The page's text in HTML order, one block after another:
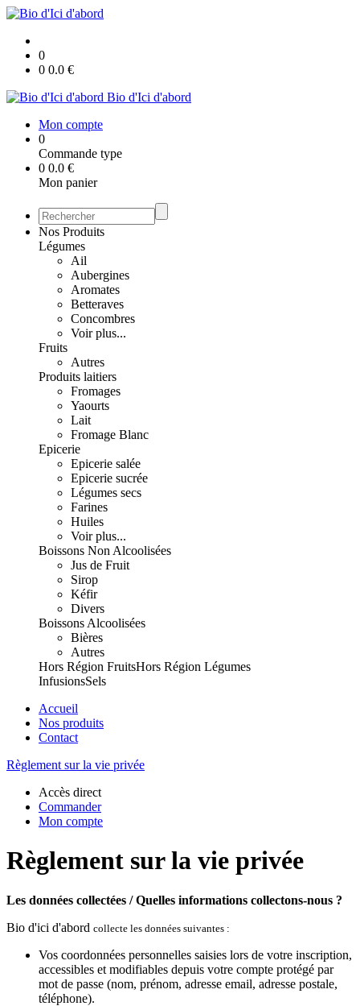
0
0 0.0 €
Bio d'Ici d'abord
Mon compte
0
Commande type
0 0.0 €
Mon panier
Nos Produits
Légumes
Ail
Aubergines
Aromates
Betteraves
Concombres
Voir plus...
Fruits
Autres
Produits laitiers
Fromages
Yaourts
Lait
Fromage Blanc
Epicerie
Epicerie salée
Epicerie sucrée
Légumes secs
Farines
Huiles
Voir plus...
Boissons Non Alcoolisées
Jus de Fruit
Sirop
Kéfir
Divers
Boissons Alcoolisées
Bières
Autres
Hors Région FruitsHors Région Légumes
InfusionsSels
Accueil
Nos produits
Contact
Règlement sur la vie privée
Accès direct
Commander
Mon compte
Règlement sur la vie privée
Les données collectées / Quelles informations collectons-nous ?
Bio d'ici d'abord collecte les données suivantes :
Vos coordonnées personnelles saisies lors de votre inscription,
accessibles et modifiables depuis votre compte protégé par
mot de passe (nom, prénom, adresse email, adresse postale,
téléphone).